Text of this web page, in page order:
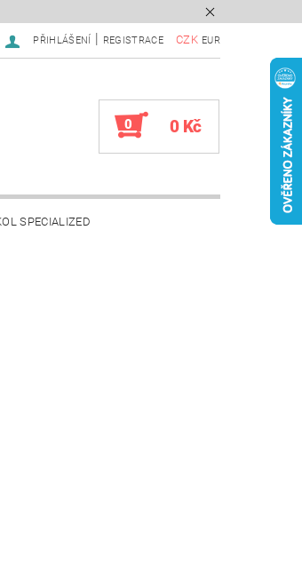
CZK EUR
PŘIHLÁŠENÍ REGISTRACE
0 0 Kč
SPECIALIZED